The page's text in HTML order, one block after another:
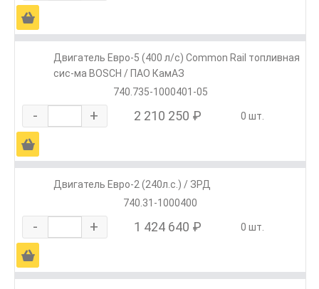
Ä
Двигатель Евро-5 (400 л/с) Common Rail топливная
сис-ма BOSCH / ПАО КамАЗ
740.735-1000401-05
- + 2 210 250 ₽ 0 шт.
Ä
Двигатель Евро-2 (240л.с.) / ЗРД
740.31-1000400
- + 1 424 640 ₽ 0 шт.
Ä